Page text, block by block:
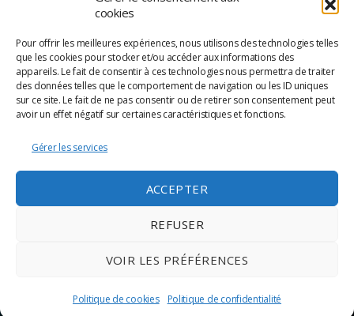
cookies
Pour offrir les meilleures expériences, nous utilisons des technologies telles
que les cookies pour stocker et/ou accéder aux informations des
appareils. Le fait de consentir à ces technologies nous permettra de traiter
des données telles que le comportement de navigation ou les ID uniques
sur ce site. Le fait de ne pas consentir ou de retirer son consentement peut
avoir un effet négatif sur certaines caractéristiques et fonctions.
Gérer les services
ACCEPTER
REFUSER
VOIR LES PRÉFÉRENCES
Politique de cookies Politique de confidentialité
© 2026Scènes & Cinés
Appels d’offre
Espace Pro